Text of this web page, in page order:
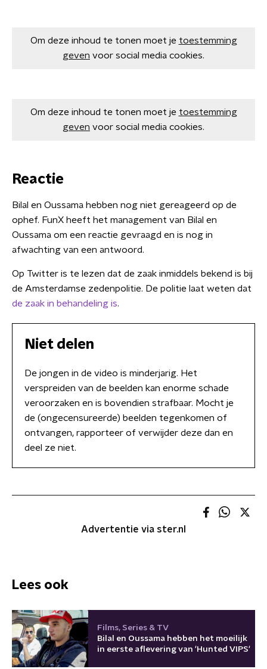
Om deze inhoud te tonen moet je toestemming
geven voor social media cookies.
Om deze inhoud te tonen moet je toestemming
geven voor social media cookies.
Reactie
Bilal en Oussama hebben nog niet gereageerd op de
ophef. FunX heeft het management van Bilal en
Oussama om een reactie gevraagd en is nog in
afwachting van een antwoord.
Op Twitter is te lezen dat de zaak inmiddels bekend is bij
de Amsterdamse zedenpolitie. De politie laat weten dat
de zaak in behandeling is.
Niet delen
De jongen in de video is minderjarig. Het
verspreiden van de beelden kan enorme schade
veroorzaken en is bovendien strafbaar. Mocht je
de (ongecensureerde) beelden tegenkomen of
ontvangen, rapporteer of verwijder deze dan en
deel ze niet.
Advertentie via ster.nl
Lees ook
Films, Series & TV
Bilal en Oussama hebben het moeilijk
in eerste aflevering van 'Hunted VIPS'